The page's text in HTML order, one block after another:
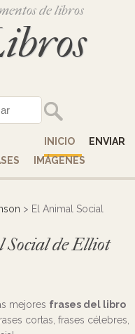
de libros
INICIO
ENVIAR
IMÁGENES
> El Animal Social
Social de Elliot
mejores frases del libro
cortas, frases célebres,